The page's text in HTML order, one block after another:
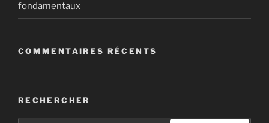
fondamentaux
COMMENTAIRES RÉCENTS
RECHERCHER